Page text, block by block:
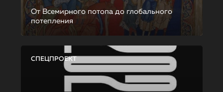
От Всемирного потопа до глобального
потепления
СПЕЦПРОЕКТ